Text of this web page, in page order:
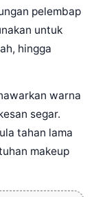
pelembap
untuk
hingga
warna
segar.
tahan lama
makeup